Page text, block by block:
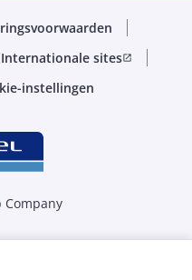
Internationale sitesopen_in_new
instellingen
Company